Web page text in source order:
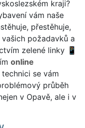
kraji?
vám naše
přestěhuje,
požadavků a
zelené linky
online
technici se vám
průběh
v Opavě, ale i v